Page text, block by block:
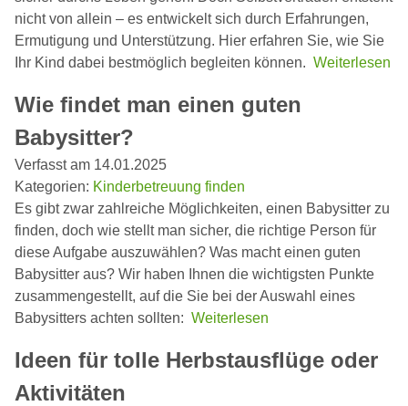
nicht von allein – es entwickelt sich durch Erfahrungen,
Ermutigung und Unterstützung. Hier erfahren Sie, wie Sie
Ihr Kind dabei bestmöglich begleiten können. Weiterlesen
Wie findet man einen guten
Babysitter?
Verfasst am 14.01.2025
Kategorien: Kinderbetreuung finden
Es gibt zwar zahlreiche Möglichkeiten, einen Babysitter zu
finden, doch wie stellt man sicher, die richtige Person für
diese Aufgabe auszuwählen? Was macht einen guten
Babysitter aus? Wir haben Ihnen die wichtigsten Punkte
zusammengestellt, auf die Sie bei der Auswahl eines
Babysitters achten sollten: Weiterlesen
Ideen für tolle Herbstausflüge oder
Aktivitäten